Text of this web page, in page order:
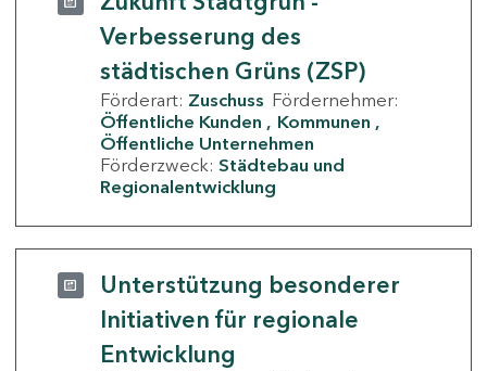
Verbesserung des
städtischen Grüns (ZSP)
Förderart: Zuschuss Fördernehmer:
Öffentliche Kunden
Kommunen
Öffentliche Unternehmen
Förderzweck: Städtebau und
Regionalentwicklung
Unterstützung besonderer
Initiativen für regionale
Entwicklung